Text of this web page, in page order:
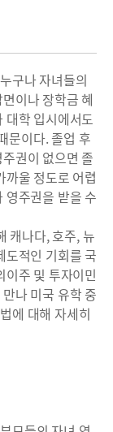
구나 자녀들의
이나 장학금 혜
대학 입시에서도
문이다. 졸업 후
권이 없으면 졸
까울 정도로 어렵
영주권을 받을 수
캐나다, 호주, 뉴
도적인 기회를 국
이주 및 투자이민
나 미국 유학 중
에 대해 자세히